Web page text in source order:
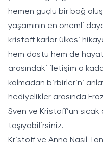
hemen güçlü bir bağ
yaşamının en önemli
kristoff karlar ülkesi
hem dostu hem de
arasındaki iletişim o
kalmadan birbirlerini
hediyelikler arasında
Sven ve Kristoff’un
taşıyabilirsiniz.
Kristoff ve Anna Nasıl